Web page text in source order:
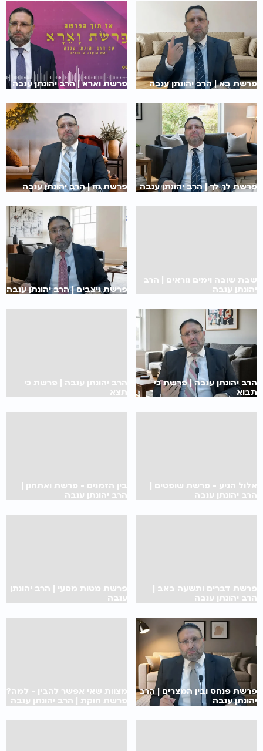
פרשת בא | הרב יהונתן ענבה פרשת וארא | הרב יהונתן ענבה
פרשת לך לך | הרב יהונתן ענבה פרשת נח | הרב יהונתן ענבה
שבת שובה וימים נוראים | הרב
יהונתן ענבה
פרשת ניצבים | הרב יהונתן ענבה
הרב יהונתן ענבה | פרשת כי
תבוא
הרב יהונתן ענבה | פרשת כי
תצא
אלול הגיע - פרשת שופטים |
הרב יהונתן ענבה
בין הזמנים - פרשת ואתחנן |
הרב יהונתן ענבה
פרשת דברים ותשעה באב |
הרב יהונתן ענבה
פרשת מטות מסעי | הרב יהונתן
ענבה
פרשת פנחס ובין המצרים | הרב
יהונתן ענבה
מצוות שאי אפשר להבין - למה?
פרשת חוקת | הרב יהונתן ענבה